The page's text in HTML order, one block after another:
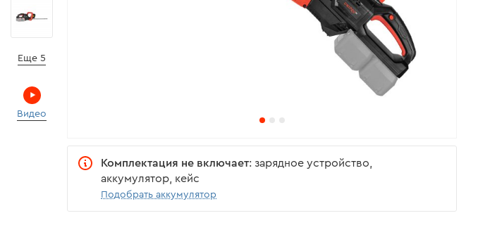
Еще 5
Видео
Комплектация не включает: зарядное устройство,
аккумулятор, кейс
Подобрать аккумулятор